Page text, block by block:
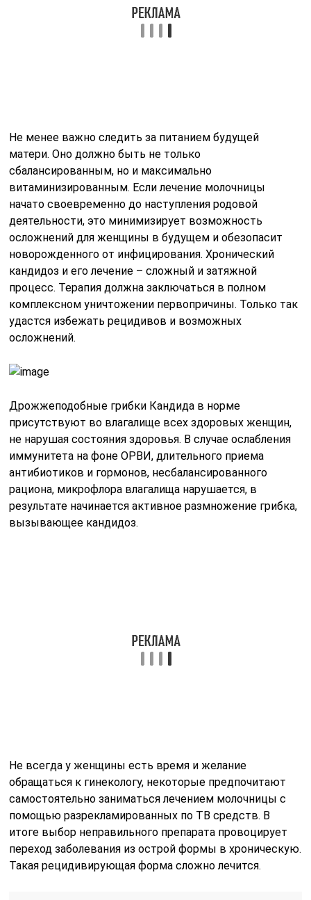
Не менее важно следить за питанием будущей
матери. Оно должно быть не только
сбалансированным, но и максимально
витаминизированным. Если лечение молочницы
начато своевременно до наступления родовой
деятельности, это минимизирует возможность
осложнений для женщины в будущем и обезопасит
новорожденного от инфицирования. Хронический
кандидоз и его лечение – сложный и затяжной
процесс. Терапия должна заключаться в полном
комплексном уничтожении первопричины. Только так
удастся избежать рецидивов и возможных
осложнений.
Дрожжеподобные грибки Кандида в норме
присутствуют во влагалище всех здоровых женщин,
не нарушая состояния здоровья. В случае ослабления
иммунитета на фоне ОРВИ, длительного приема
антибиотиков и гормонов, несбалансированного
рациона, микрофлора влагалища нарушается, в
результате начинается активное размножение грибка,
вызывающее кандидоз.
Не всегда у женщины есть время и желание
обращаться к гинекологу, некоторые предпочитают
самостоятельно заниматься лечением молочницы с
помощью разрекламированных по ТВ средств. В
итоге выбор неправильного препарата провоцирует
переход заболевания из острой формы в хроническую.
Такая рецидивирующая форма сложно лечится.